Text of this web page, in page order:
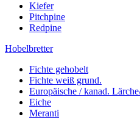
Kiefer
Pitchpine
Redpine
Hobelbretter
Fichte gehobelt
Fichte weiß grund.
Europäische / kanad.
Eiche
Meranti